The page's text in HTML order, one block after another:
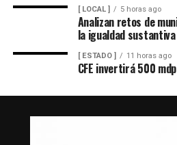
[ LOCAL ] 5 horas ago
Analizan retos de
la igualdad sustantiva
[ ESTADO ] 11 horas ago
CFE invertirá 500